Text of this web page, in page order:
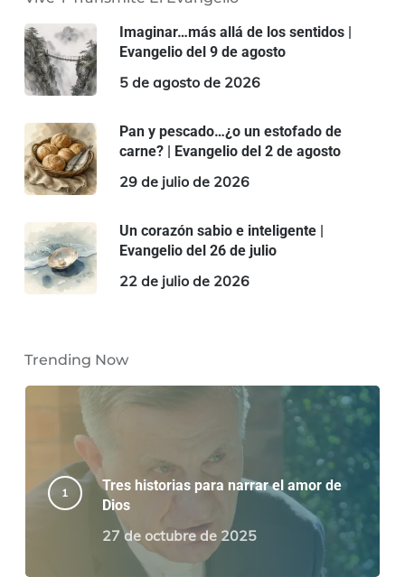
Imaginar…más allá de los sentidos |
Evangelio del 9 de agosto
5 de agosto de 2026
Pan y pescado…¿o un estofado de
carne? | Evangelio del 2 de agosto
29 de julio de 2026
Un corazón sabio e inteligente |
Evangelio del 26 de julio
22 de julio de 2026
Trending Now
Tres historias para narrar el amor de
Dios
27 de octubre de 2025